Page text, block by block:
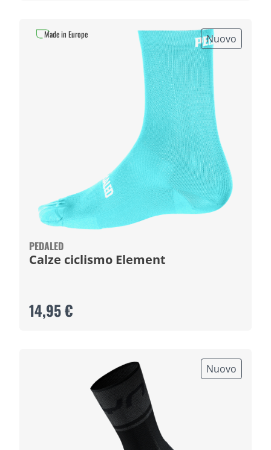
Nuovo
PEDALED
Calze ciclismo Element
14,95 €
Made in Europe
Nuovo